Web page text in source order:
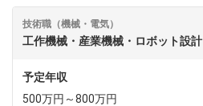
技術職（機械・電気）
工作機械・産業機械・ロボット設計
予定年収
500万円～800万円